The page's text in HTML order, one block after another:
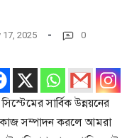
17, 2025 0
সার্বিক উন্নয়নের
কাজ সম্পাদন করলে আমরা